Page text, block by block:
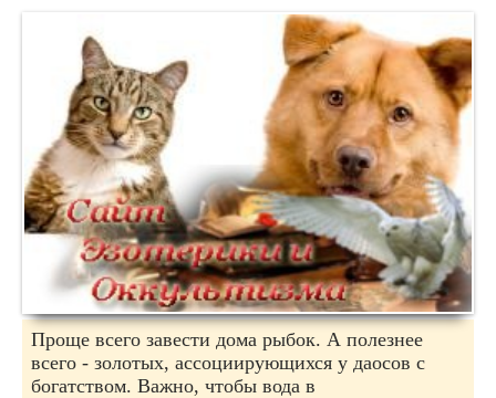
Проще всего завести дома рыбок. А полезнее
всего - золотых, ассоциирующихся у даосов с
богатством. Важно, чтобы вода в